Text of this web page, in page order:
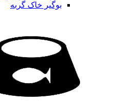
بوگیر خاک گربه